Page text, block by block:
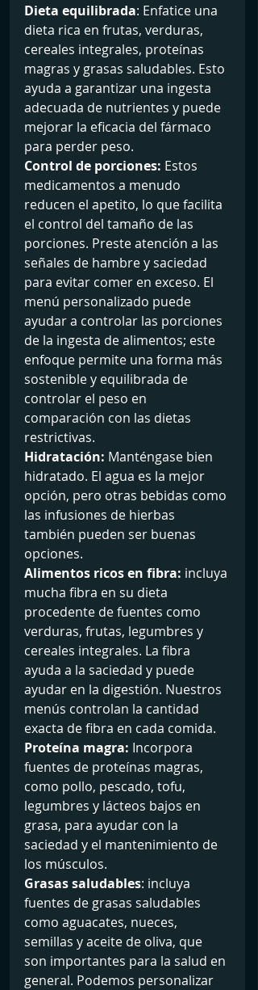
Dieta equilibrada: Enfatice una
dieta rica en frutas, verduras,
cereales integrales, proteínas
magras y grasas saludables. Esto
ayuda a garantizar una ingesta
adecuada de nutrientes y puede
mejorar la eficacia del fármaco
para perder peso.
Control de porciones: Estos
medicamentos a menudo
reducen el apetito, lo que facilita
el control del tamaño de las
porciones. Preste atención a las
señales de hambre y saciedad
para evitar comer en exceso. El
menú personalizado puede
ayudar a controlar las porciones
de la ingesta de alimentos; este
enfoque permite una forma más
sostenible y equilibrada de
controlar el peso en
comparación con las dietas
restrictivas.
Hidratación: Manténgase bien
hidratado. El agua es la mejor
opción, pero otras bebidas como
las infusiones de hierbas
también pueden ser buenas
opciones.
Alimentos ricos en fibra: incluya
mucha fibra en su dieta
procedente de fuentes como
verduras, frutas, legumbres y
cereales integrales. La fibra
ayuda a la saciedad y puede
ayudar en la digestión. Nuestros
menús controlan la cantidad
exacta de fibra en cada comida.
Proteína magra: Incorpora
fuentes de proteínas magras,
como pollo, pescado, tofu,
legumbres y lácteos bajos en
grasa, para ayudar con la
saciedad y el mantenimiento de
los músculos.
Grasas saludables: incluya
fuentes de grasas saludables
como aguacates, nueces,
semillas y aceite de oliva, que
son importantes para la salud en
general. Podemos personalizar